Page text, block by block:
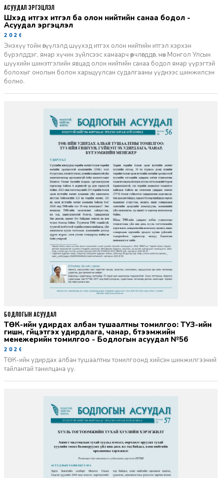
Шүүхэд итгэх итгэл ба олон нийтийн санаа бодол -
Асуудал эргэцүүлэл
2026-06-11
Энэхүү тойм өгүүлэлд шүүхэд итгэх олон нийтийн итгэл хэрхэн
бүрэлддэг, ямар хүчин зүйлсээс хамаарч өөрчлөгддөг, мөн Монгол Улсын
шүүхийн шинэтгэлийн явцад олон нийтийн санаа бодол ямар үүрэгтэй
болохыг онолын болон харьцуулсан судалгааны үүднээс шинжилсэн
болно.
АСУУДАЛ ЭРГЭЦҮҮЛЭЛ
ТӨК-ийн удирдах албан тушаалтны томилгоо: ТУЗ-ийн
гишүүн, гүйцэтгэх удирдлага, чанар, бүтээмжийн
менежерийн томилгоо - Бодлогын асуудал №56
2026-06-02
ТӨК-ийн удирдах албан тушаалтны томилгоонд хийсэн шинжилгээний
тайлантай танилцана уу.
БОДЛОГЫН АСУУДАЛ